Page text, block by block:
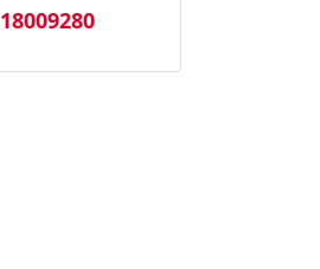
18009280